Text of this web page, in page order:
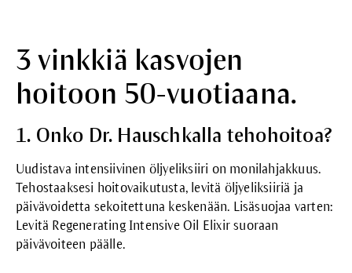
3 vinkkiä kasvojen
hoitoon 50-vuotiaana.
1. Onko Dr. Hauschkalla tehohoitoa?
Uudistava intensiivinen öljyeliksiiri on monilahjakkuus.
Tehostaaksesi hoitovaikutusta, levitä öljyeliksiiriä ja
päivävoidetta sekoitettuna keskenään. Lisäsuojaa varten:
Levitä Regenerating Intensive Oil Elixir suoraan
päivävoiteen päälle.